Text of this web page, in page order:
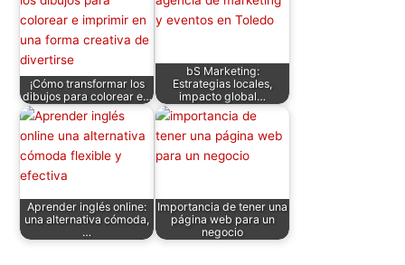
¡Cómo transformar los
dibujos para colorear e…
bS Marketing:
Estrategias locales,
impacto global…
Aprender inglés online:
una alternativa cómoda,
…
Importancia de tener una
página web para un
negocio